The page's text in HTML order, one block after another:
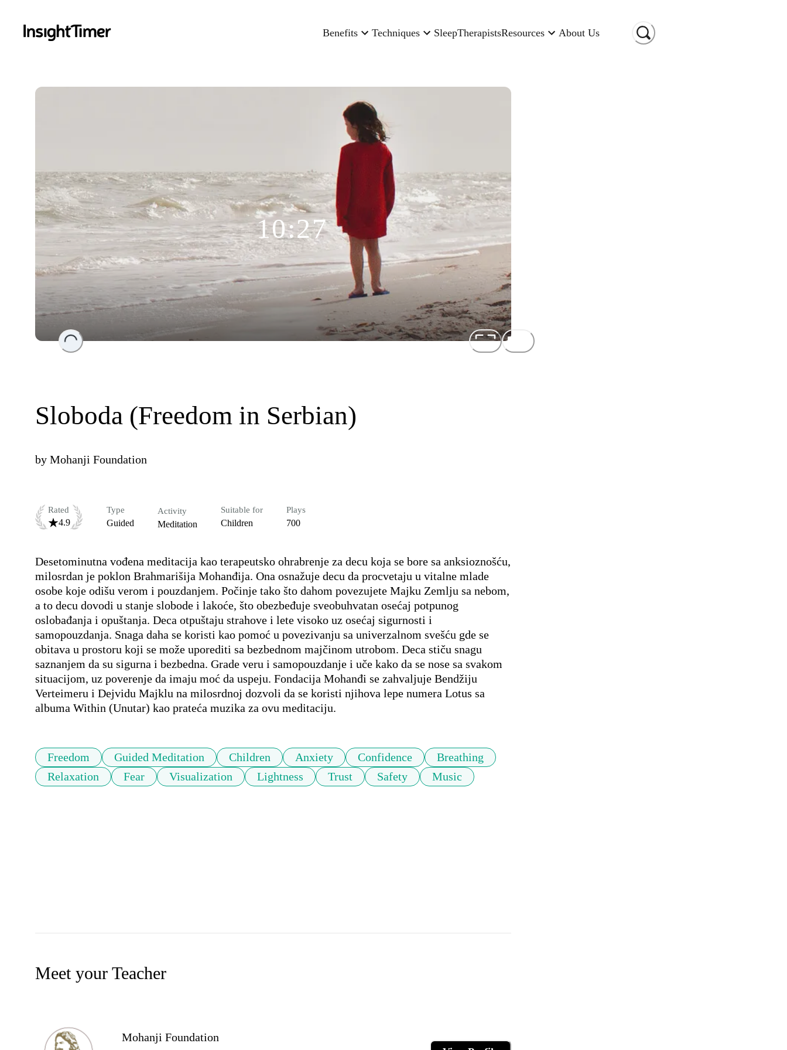
Benefits Techniques SleepTherapistsResources About Us
Loading...
10:27
Sloboda (Freedom in Serbian)
by Mohanji Foundation
Rated
4.9
Type
Guided
Activity
Meditation
Suitable for
Children
Plays
700
Desetominutna vođena meditacija kao terapeutsko ohrabrenje za decu koja se bore sa anksioznošću,
milosrdan je poklon Brahmarišija Mohanđija. Ona osnažuje decu da procvetaju u vitalne mlade
osobe koje odišu verom i pouzdanjem. Počinje tako što dahom povezujete Majku Zemlju sa nebom,
a to decu dovodi u stanje slobode i lakoće, što obezbeđuje sveobuhvatan osećaj potpunog
oslobađanja i opuštanja. Deca otpuštaju strahove i lete visoko uz osećaj sigurnosti i
samopouzdanja. Snaga daha se koristi kao pomoć u povezivanju sa univerzalnom svešću gde se
obitava u prostoru koji se može uporediti sa bezbednom majčinom utrobom. Deca stiču snagu
saznanjem da su sigurna i bezbedna. Grade veru i samopouzdanje i uče kako da se nose sa svakom
situacijom, uz poverenje da imaju moć da uspeju. Fondacija Mohanđi se zahvaljuje Bendžiju
Verteimeru i Dejvidu Majklu na milosrdnoj dozvoli da se koristi njihova lepe numera Lotus sa
albuma Within (Unutar) kao prateća muzika za ovu meditaciju.
Freedom Guided Meditation Children Anxiety Confidence
Breathing
Relaxation
Fear Visualization Lightness Trust Safety Music
Meet your Teacher
Mohanji Foundation